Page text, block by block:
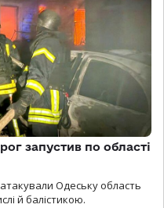
запустив по області
атакували Одеську область
й балістикою.